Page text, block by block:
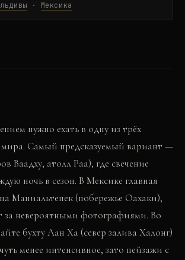
· Мексика
нужно ехать в одну из трёх
мира. Самый предсказуемый вариант —
Ваадху, атолл Раа), где свечение
ночь в сезон. В Мексике главная
Маниальтепек (побережье Оахаки),
за невероятными фотографиями. Во
бухту Лан Ха (север залива Халонг)
менее интенсивное, зато пейзажи с